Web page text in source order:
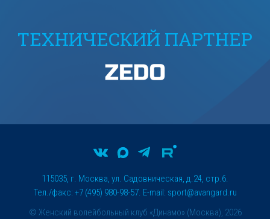
ТЕХНИЧЕСКИЙ ПАРТНЕР
© Женский волейбольный клуб «Динамо» (Москва), 2026
115035, г. Москва, ул. Садовническая, д.24, стр.6.
Тел./факс: +7 (495) 980-98-57. E-mail: sport@avangard.ru